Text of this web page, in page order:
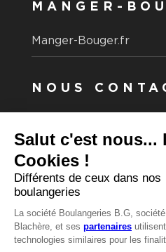
MANGER-
Manger-Bouger.fr
NOUS
Vous souhaitez nous
Consultez notre FAQ.
FAQ
Recrutement